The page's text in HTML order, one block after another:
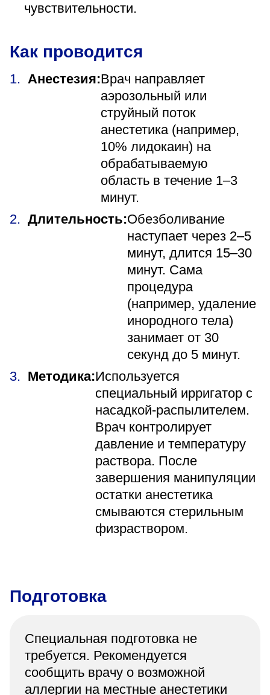
чувствительности.
Как проводится
Анестезия:Врач направляет
аэрозольный или
струйный поток
анестетика (например,
10% лидокаин) на
обрабатываемую
область в течение 1–3
минут.
Длительность:Обезболивание
наступает через 2–5
минут, длится 15–30
минут. Сама
процедура
(например, удаление
инородного тела)
занимает от 30
секунд до 5 минут.
Методика:Используется
специальный ирригатор с
насадкой-распылителем.
Врач контролирует
давление и температуру
раствора. После
завершения манипуляции
остатки анестетика
смываются стерильным
физраствором.
Подготовка
Специальная подготовка не
требуется. Рекомендуется
сообщить врачу о возможной
аллергии на местные анестетики